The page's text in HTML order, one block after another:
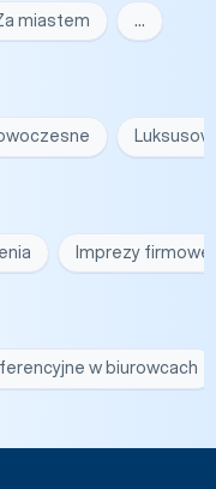
miastem …
Imprezy firmowe
w biurowcach